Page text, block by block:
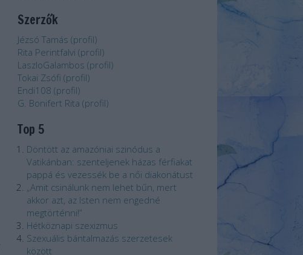
Szerzők
Jézsó Tamás (profil)
Rita Perintfalvi (profil)
LaszloGalambos (profil)
Tokai Zsófi (profil)
Endi108 (profil)
G. Bonifert Rita (profil)
Top 5
Döntött az amazóniai szinódus a
Vatikánban: szenteljenek házas férfiakat
pappá és vezessék be a női diakonátust
„Amit csinálunk nem lehet bűn, mert
akkor azt, az Isten nem engedné
megtörténni!”
Hétköznapi szexizmus
Szexuális bántalmazás szerzetesek
között